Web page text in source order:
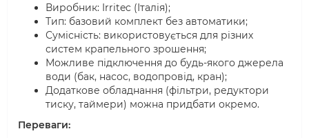
Виробник: Irritec (Італія);
Тип: базовий комплект без автоматики;
Сумісність: використовується для різних
систем крапельного зрошення;
Можливе підключення до будь-якого джерела
води (бак, насос, водопровід, кран);
Додаткове обладнання (фільтри, редуктори
тиску, таймери) можна придбати окремо.
Переваги: